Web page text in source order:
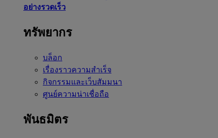
อย่างรวดเร็ว
ทรัพยากร
บล็อก
เรื่องราวความสำเร็จ
กิจกรรมและเว็บสัมมนา
ศูนย์ความน่าเชื่อถือ
พันธมิตร